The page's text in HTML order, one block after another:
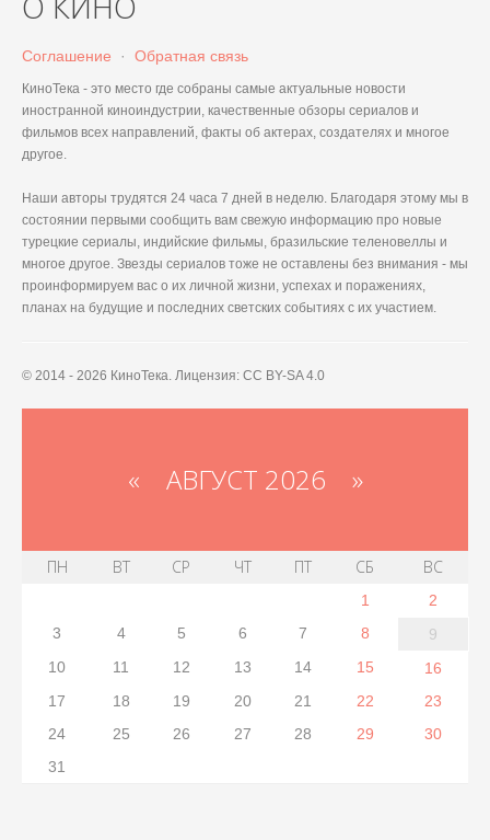
Соглашение · Обратная связь
КиноТека - это место где собраны самые актуальные новости
иностранной киноиндустрии, качественные обзоры сериалов и
фильмов всех направлений, факты об актерах, создателях и многое
другое.
Наши авторы трудятся 24 часа 7 дней в неделю. Благодаря этому мы в
состоянии первыми сообщить вам свежую информацию про новые
турецкие сериалы, индийские фильмы, бразильские теленовеллы и
многое другое. Звезды сериалов тоже не оставлены без внимания - мы
проинформируем вас о их личной жизни, успехах и поражениях,
планах на будущие и последних светских событиях с их участием.
© 2014 - 2026 КиноТека. Лицензия: CC BY-SA 4.0
« АВГУСТ 2026 »
ПН ВТ СР ЧТ ПТ СБ ВС
1
2
3
4 5 6 7 8
9
10
11 12 13 14 15
16
17
18 19 20 21 22
23
24
25 26 27 28 29
30
31